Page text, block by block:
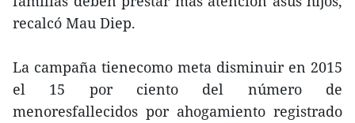
recalcó Mau Diep.
La campaña tienecomo meta disminuir en 2015
el 15 por ciento del número de
menoresfallecidos por ahogamiento registrado